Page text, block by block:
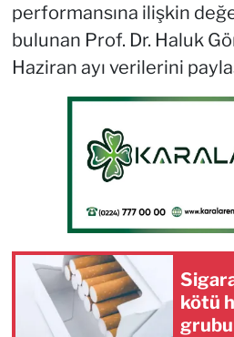
performansına ilişkin
bulunan Prof. Dr. Haluk
Haziran ayı verilerini
kötü